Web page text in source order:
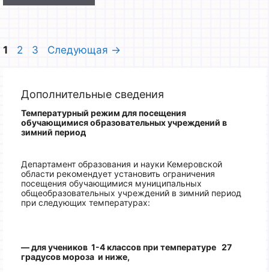
Страница
1 Страница
2 Страница
3 Следующая →
Дополнительные сведения
Температурный режим для посещения
обучающимися образовательных учреждений в
зимний период
Департамент образования и науки Кемеровской
области рекомендует установить ограничения
посещения обучающимися муниципальных
общеобразовательных учреждений в зимний период
при следующих температурах:
— для учеников 1-4 классов при температуре 27
градусов мороза и ниже,